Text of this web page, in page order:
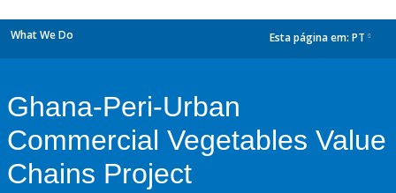
What We Do Esta página em: PT
Ghana-Peri-Urban
Commercial Vegetables Value
Chains Project